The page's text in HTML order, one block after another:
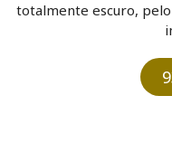
totalmente escuro, pelo